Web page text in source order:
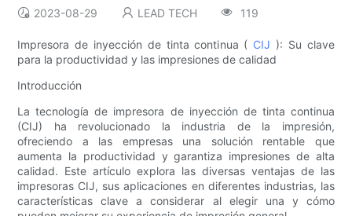
2023-08-29 LEAD TECH 119
Impresora de inyección de tinta continua ( CIJ ): Su clave
para la productividad y las impresiones de calidad
Introducción
La tecnología de impresora de inyección de tinta continua
(CIJ) ha revolucionado la industria de la impresión,
ofreciendo a las empresas una solución rentable que
aumenta la productividad y garantiza impresiones de alta
calidad. Este artículo explora las diversas ventajas de las
impresoras CIJ, sus aplicaciones en diferentes industrias, las
características clave a considerar al elegir una y cómo